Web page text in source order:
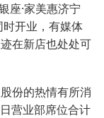
座·家美惠济宁
开业，有媒体
在新店也处处可
份的热情有所消
营业部席位合计